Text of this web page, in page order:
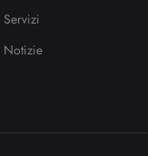
Servizi
Notizie